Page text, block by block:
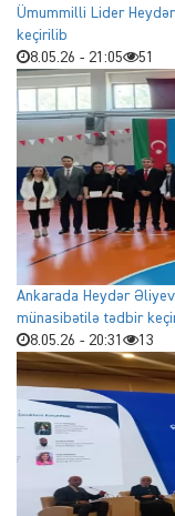
Ümummilli Lider
keçirilib
8.05.26 - 21:05
51
Ankarada Heydər
münasibətilə tədbir
8.05.26 - 20:31
13